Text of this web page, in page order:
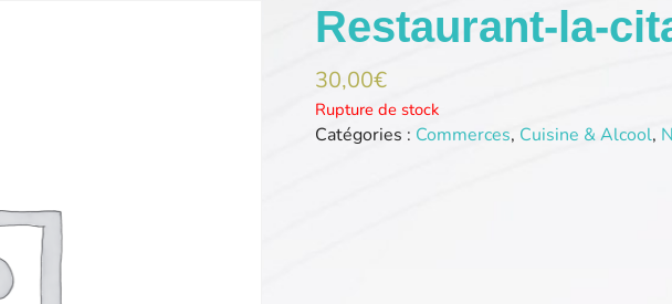
Restaurant-la-
30,00€
Rupture de stock
Catégories : Commerces, Cuisine & Alcool,